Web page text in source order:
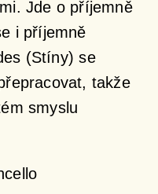
Jde o příjemně
i příjemně
(Stíny) se
takže
smyslu